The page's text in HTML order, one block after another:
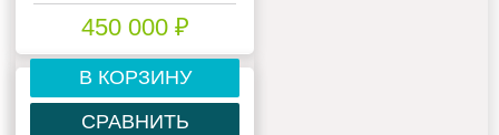
450 000 ₽
В КОРЗИНУ
СРАВНИТЬ